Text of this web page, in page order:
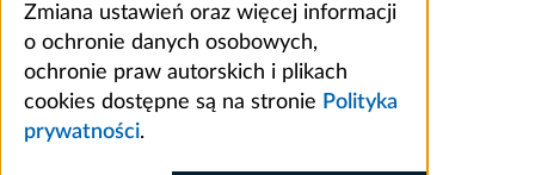
Zmiana ustawień oraz więcej informacji
o ochronie danych osobowych,
ochronie praw autorskich i plikach
cookies dostępne są na stronie Polityka
prywatności.